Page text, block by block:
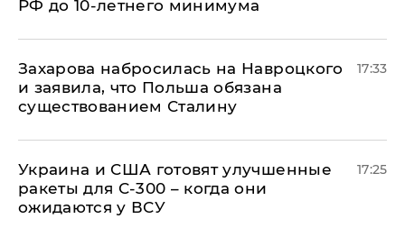
РФ до 10-летнего минимума
​Захарова набросилась на Навроцкого
и заявила, что Польша обязана
существованием Сталину
17:33
Украина и США готовят улучшенные
ракеты для С-300 – когда они
ожидаются у ВСУ
17:25